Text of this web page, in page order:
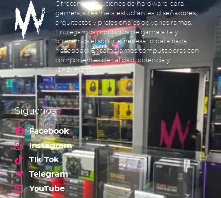
Ofrecemos soluciones de hardware para
gamers, streamers, estudiantes, diseñadores,
arquitectos y profesionales de varias ramas.
Entregamos productos de gama alta y
ofrecemos el soporte necesario para cada
necesidad. Ensamblamos computadoras con
componentes de calidad, potencia y
rendimiento.
Síguenos
Facebook
Instagram
Tik Tok
Telegram
YouTube